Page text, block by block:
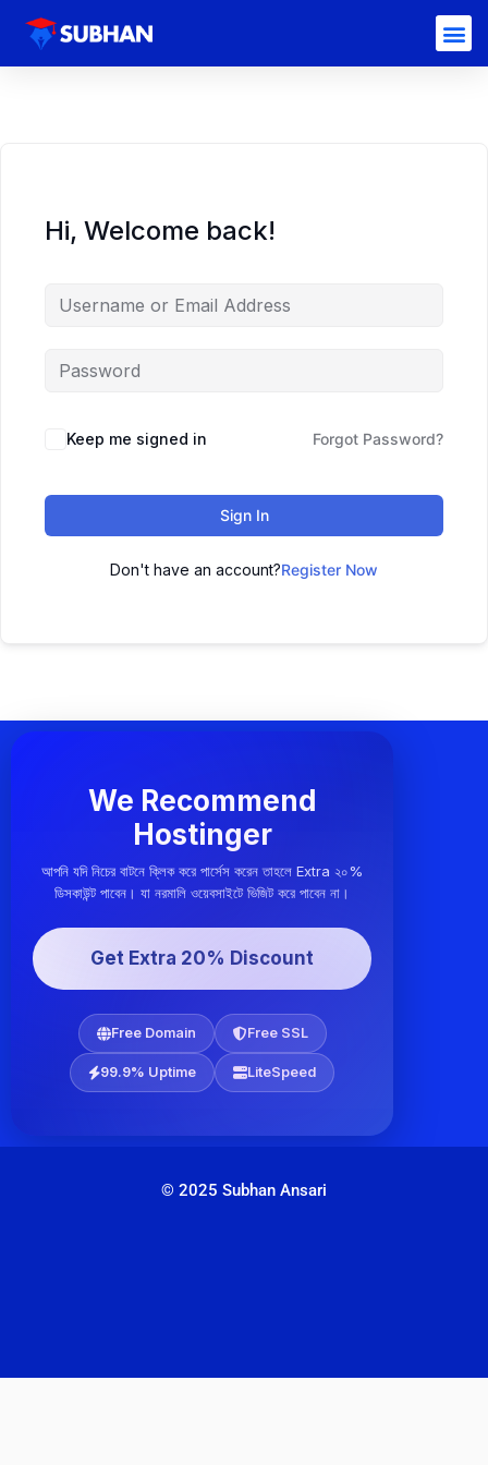
Hi, Welcome back!
Keep me signed in Forgot Password?
Sign In
Don't have an account?Register Now
We Recommend
Hostinger
আপনি যদি নিচের বাটনে ক্লিক করে পার্সেস করেন তাহলে Extra ২০%
ডিসকাউন্ট পাবেন। যা নরমালি ওয়েবসাইটে ভিজিট করে পাবেন না।
Get Extra 20% Discount
Free Domain Free SSL
99.9% Uptime LiteSpeed
© 2025 Subhan Ansari